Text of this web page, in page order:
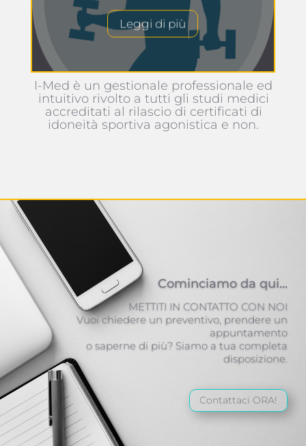
Leggi di più
I-Med è un gestionale professionale ed
intuitivo rivolto a tutti gli studi medici
accreditati al rilascio di certificati di
idoneità sportiva agonistica e non.
Cominciamo da qui...
METTITI IN CONTATTO CON NOI
Vuoi chiedere un preventivo, prendere un
appuntamento
o saperne di più? Siamo a tua completa
disposizione.
Contattaci ORA!